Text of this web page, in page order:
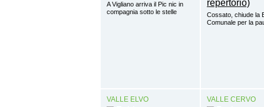
A Vigliano arriva il Pic nic in
compagnia sotto le stelle
Cossato, chiude la
Comunale per la
VALLE ELVO VALLE CERVO